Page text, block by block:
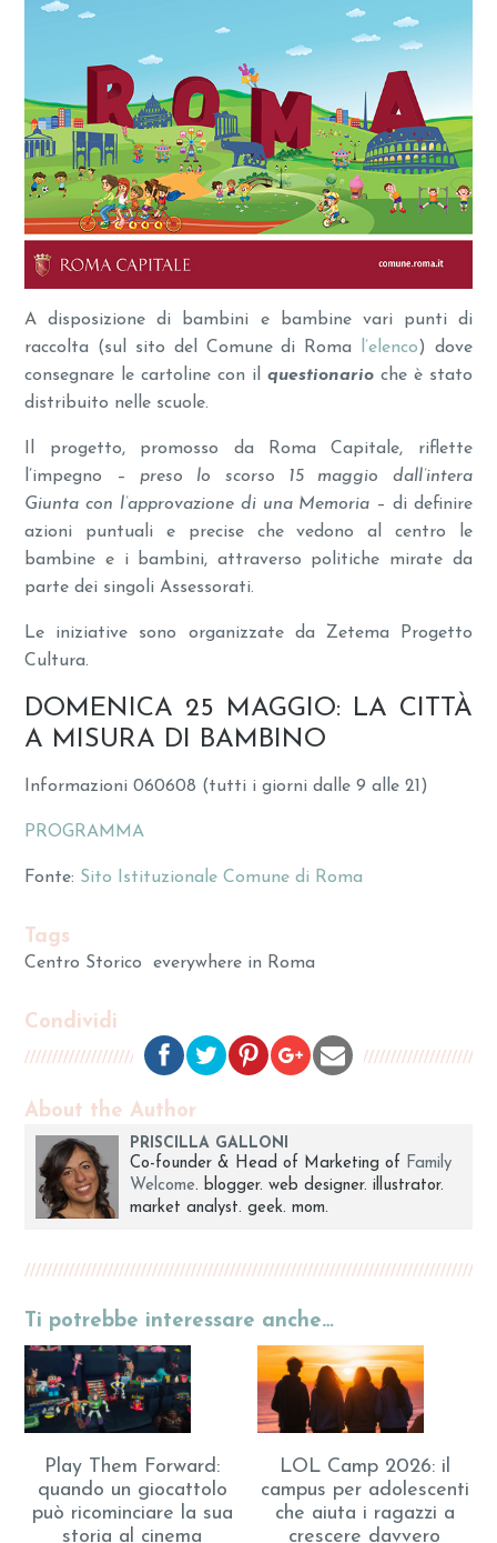
A disposizione di bambini e bambine vari punti di
raccolta (sul sito del Comune di Roma l’elenco) dove
consegnare le cartoline con il questionarioche è stato
distribuito nelle scuole.
Il progetto, promosso da Roma Capitale, riflette
l’impegno –preso lo scorso 15 maggio dall’intera
Giunta con l’approvazione di una Memoria – di definire
azioni puntuali e precise che vedono al centro le
bambine e i bambini, attraverso politiche mirate da
parte dei singoli Assessorati.
Le iniziative sono organizzate da Zetema Progetto
Cultura.
DOMENICA 25 MAGGIO: LA CITTÀ
A MISURA DI BAMBINO
Informazioni 060608 (tutti i giorni dalle 9 alle 21)
PROGRAMMA
Fonte: Sito Istituzionale Comune di Roma
Tags
Centro Storico everywhere in Roma
Condividi
About the Author
PRISCILLA GALLONI
Co-founder & Head of Marketing of Family
Welcome. blogger. web designer. illustrator.
market analyst. geek. mom.
Ti potrebbe interessare anche…
Play Them Forward:
quando un giocattolo
può ricominciare la sua
storia al cinema
LOL Camp 2026: il
campus per adolescenti
che aiuta i ragazzi a
crescere davvero